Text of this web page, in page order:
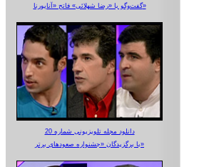
گفت‌وگو با «رضا شهلائی» فاتح «آناپورنا»
دانلود مجله تلویزیونی شماره 20
با برگزیدگان «جشنواره صعودهای برتر»